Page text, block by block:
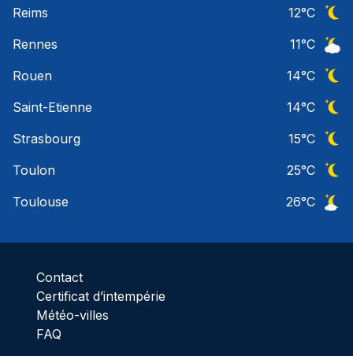
Reims
12°C
Rennes
11°C
Rouen
14°C
Saint-Etienne
14°C
Strasbourg
15°C
Toulon
25°C
Toulouse
26°C
Contact
Certificat d’intempérie
Météo-villes
FAQ